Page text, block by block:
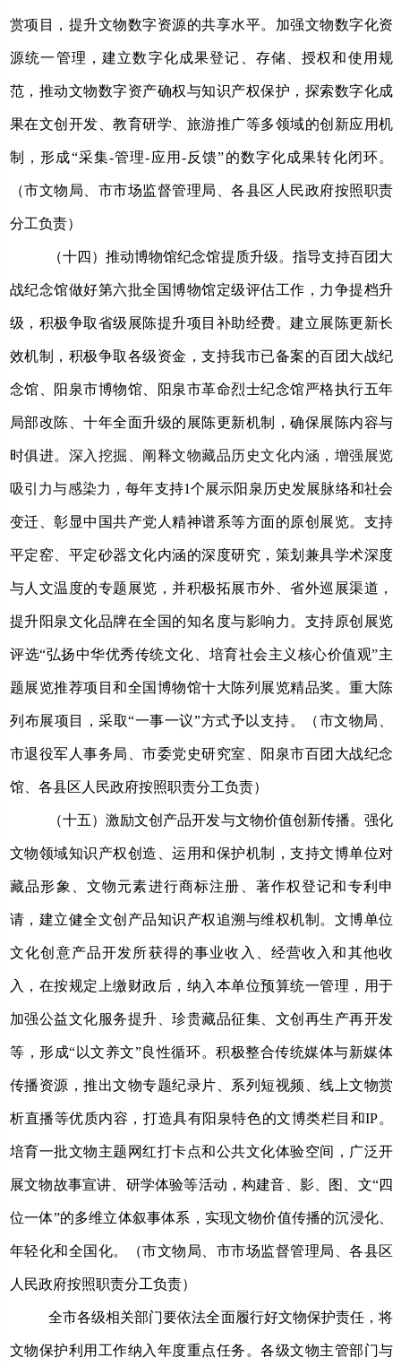
赏项目，提升文物数字资源的共享水平。加强文物数字化资
源统一管理，建立数字化成果登记、存储、授权和使用规
范，推动文物数字资产确权与知识产权保护，探索数字化成
果在文创开发、教育研学、旅游推广等多领域的创新应用机
制，形成“采集-管理-应用-反馈”的数字化成果转化闭环。
（市文物局、市市场监督管理局、各县区人民政府按照职责
分工负责）
（十四）推动博物馆纪念馆提质升级。 指导支持百团大
战纪念馆做好第六批全国博物馆定级评估工作，力争提档升
级，积极争取省级展陈提升项目补助经费。建立展陈更新长
效机制，积极争取各级资金，支持我市已备案的百团大战纪
念馆、阳泉市博物馆、阳泉市革命烈士纪念馆严格执行五年
局部改陈、十年全面升级的展陈更新机制，确保展陈内容与
时俱进。 深入挖掘、阐释文物藏品历史文化内涵，增强展览
吸引力与感染力，每年支持1个展示阳泉历史发展脉络和社会
变迁、彰显中国共产党人精神谱系等方面的原创展览。支持
平定窑、平定砂器文化内涵的深度研究，策划兼具学术深度
与人文温度的专题展览，并积极拓展市外、省外巡展渠道，
提升阳泉文化品牌在全国的知名度与影响力。支持原创展览
评选“弘扬中华优秀传统文化、培育社会主义核心价值观”主
题展览推荐项目和全国博物馆十大陈列展览精品奖。重大陈
列布展项目，采取“一事一议”方式予以支持。（市文物局、
市退役军人事务局、市委党史研究室、阳泉市百团大战纪念
馆、各县区人民政府按照职责分工负责）
（十五）激励文创产品开发与文物价值创新传播。 强化
文物领域知识产权创造、运用和保护机制，支持文博单位对
藏品形象、文物元素进行商标注册、著作权登记和专利申
请，建立健全文创产品知识产权追溯与维权机制。文博单位
文化创意产品开发所获得的事业收入、经营收入和其他收
入，在按规定上缴财政后，纳入本单位预算统一管理，用于
加强公益文化服务提升、珍贵藏品征集、文创再生产再开发
等，形成“以文养文”良性循环。积极整合传统媒体与新媒体
传播资源，推出文物专题纪录片、系列短视频、线上文物赏
析直播等优质内容 ，打造具有阳泉特色的文博类栏目和IP。
培育一批文物主题网红打卡点和公共文化体验空间，广泛开
展文物故事宣讲、研学体验等活动，构建音、影、图、文“四
位一体”的多维立体叙事体系， 实现文物价值传播的沉浸化、
年轻化和全国化。（市文物局、市市场监督管理局、各县区
人民政府按照职责分工负责）
全市各级相关部门要依法全面履行好文物保护责任，将
文物保护利用工作纳入年度重点任务。各级文物主管部门与